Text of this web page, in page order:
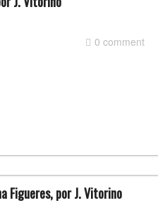
0 comment
Figueres, por J. Vitorino